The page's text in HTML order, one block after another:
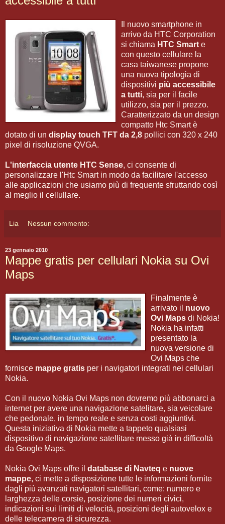
Il nuovo smartphone in
arrivo da HTC Corporation
si chiama HTC Smart e
con questo cellulare la
casa taiwanese propone
una nuova tipologia di
dispositivi più accessibile
a tutti, sia per il facile
utilizzo, sia per il prezzo.
Caratterizzato da un design
compatto Htc Smart è
dotato di un display touch TFT da 2,8 pollici con 320 x 240
pixel di risoluzione QVGA.
L'interfaccia utente HTC Sense, ci consente di
personalizzare l'Htc Smart in modo da facilitare l'accesso
alle applicazioni che usiamo più di frequente sfruttando così
al meglio il cellullare.
Lia Nessun commento:
23 gennaio 2010
Mappe gratis per cellulari Nokia su Ovi
Maps
Finalmente è
arrivato il nuovo
Ovi Maps di Nokia!
Nokia ha infatti
presentato la
nuova versione di
Ovi Maps che
fornisce mappe gratis per i navigatori integrati nei cellulari
Nokia.
Con il nuovo Nokia Ovi Maps non dovremo più abbonarci a
internet per avere una navigazione satelitare, sia veicolare
che pedonale, in tempo reale e senza costi aggiuntivi.
Questa iniziativa di Nokia mette a tappeto qualsiasi
dispositivo di navigazione satellitare messo già in difficoltà
da Google Maps.
Nokia Ovi Maps offre il database di Navteq e nuove
mappe, ci mette a disposizione tutte le informazioni fornite
dagli più avanzati navigatori satellitari, come: numero e
larghezza delle corsie, posizione dei numeri civici,
indicazioni sui limiti di velocità, posizioni degli autovelox e
delle telecamera di sicurezza.